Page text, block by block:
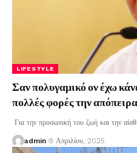
LIFESTYLE
Σαν πολυγαμικό ον έχω
πολλές φορές την απόπειρα
Για την προσωπική του ζωή και την
admin 9 Απριλίου, 2025